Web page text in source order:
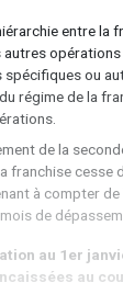
entre la
ou
régime de la
de la
franchise cesse
à compter
de
au 1er
au